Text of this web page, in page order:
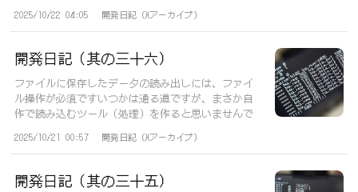
2025/10/22 04:05 開発日記（Xアーカイブ）
開発日記（其の三十六）
ファイルに保存したデータの読み出しには、ファイ
ル操作が必須ですいつかは通る道ですが、まさか自
作で読み込むツール（処理）を作ると思いませんで
2025/10/21 00:57 開発日記（Xアーカイブ）
開発日記（其の三十五）